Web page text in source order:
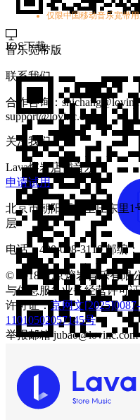
IOS下载
Android下载
仅限中国移动音乐宽带
音乐宽带版
联系我们
合作咨询：
support@lovinc.com
关注我们
Lava熔岩店铺音乐
申请试用
北京市朝阳区八里庄东里1
层
电话：400-008-3110邮编：
© 2018 北京熔岩音乐有限
与信息服务业务经营许可
许可证： 京网文
11010502057145号
举报邮箱jubao@lovinc.com